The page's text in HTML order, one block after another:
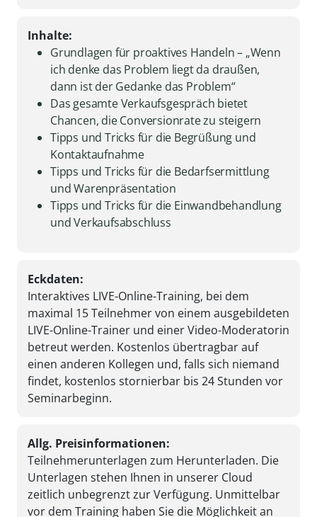
Inhalte:
Grundlagen für proaktives Handeln – „Wenn
ich denke das Problem liegt da draußen,
dann ist der Gedanke das Problem“
Das gesamte Verkaufsgespräch bietet
Chancen, die Conversionrate zu steigern
Tipps und Tricks für die Begrüßung und
Kontaktaufnahme
Tipps und Tricks für die Bedarfsermittlung
und Warenpräsentation
Tipps und Tricks für die Einwandbehandlung
und Verkaufsabschluss
Eckdaten:
Interaktives LIVE-Online-Training, bei dem
maximal 15 Teilnehmer von einem ausgebildeten
LIVE-Online-Trainer und einer Video-Moderatorin
betreut werden. Kostenlos übertragbar auf
einen anderen Kollegen und, falls sich niemand
findet, kostenlos stornierbar bis 24 Stunden vor
Seminarbeginn.
Allg. Preisinformationen:
Teilnehmerunterlagen zum Herunterladen. Die
Unterlagen stehen Ihnen in unserer Cloud
zeitlich unbegrenzt zur Verfügung. Unmittelbar
vor dem Training haben Sie die Möglichkeit an